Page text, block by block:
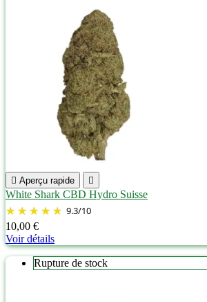
 Aperçu rapide 
White Shark CBD Hydro Suisse
9.3/10
10,00 €
Voir détails
Rupture de stock